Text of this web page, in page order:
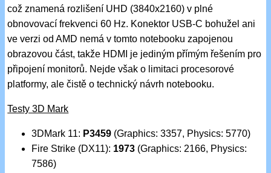
což znamená rozlišení UHD (3840x2160) v plné
obnovovací frekvenci 60 Hz. Konektor USB-C bohužel ani
ve verzi od AMD nemá v tomto notebooku zapojenou
obrazovou část, takže HDMI je jediným přímým řešením pro
připojení monitorů. Nejde však o limitaci procesorové
platformy, ale čistě o technický návrh notebooku.
Testy 3D Mark
3DMark 11: P3459 (Graphics: 3357, Physics: 5770)
Fire Strike (DX11): 1973 (Graphics: 2166, Physics:
7586)